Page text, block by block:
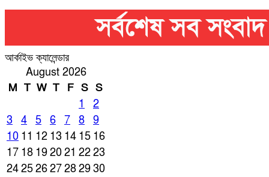
আর্কাইভ ক্যালেন্ডার
August 2026
M T W T F S S
1
2
3
4 5 6 7 8
9
10 11 12 13 14 15 16
17 18 192021 2223
24252627282930